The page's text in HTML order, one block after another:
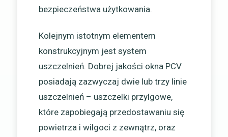
bezpieczeństwa użytkowania.
Kolejnym istotnym elementem
konstrukcyjnym jest system
uszczelnień. Dobrej jakości okna PCV
posiadają zazwyczaj dwie lub trzy linie
uszczelnień – uszczelki przylgowe,
które zapobiegają przedostawaniu się
powietrza i wilgoci z zewnątrz, oraz